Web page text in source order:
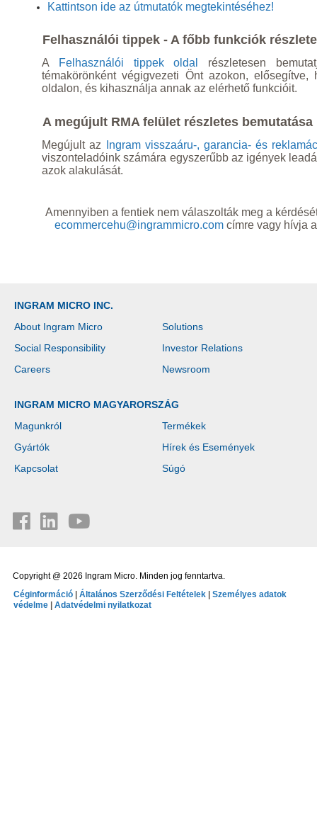
Kattintson ide az útmutatók megtekintéséhez!
Felhasználói tippek - A főbb funkciók
A Felhasználói tippek oldal
részletesen
témakörönként végigvezeti Önt azokon,
oldalon, és kihasználja annak az elérhető funkcióit.
A megújult RMA felület részletes bemutatása
Megújult az
Ingram visszaáru-, garancia- és
viszonteladóink számára egyszerűbb az igények
azok alakulását.
Amennyiben a fentiek nem válaszolták meg a
ecommercehu@ingrammicro.comcímre vagy hívja
INGRAM MICRO INC.
About Ingram Micro
Solutions
Social Responsibility
Investor Relations
Careers
Newsroom
INGRAM MICRO MAGYARORSZÁG
Magunkról
Termékek
Gyártók
Hírek és Események
Kapcsolat
Súgó
Copyright @ 2026 Ingram Micro. Minden jog fenntartva.
Céginformáció
Általános Szerződési Feltételek
Személyes adatok
védelme
Adatvédelmi nyilatkozat